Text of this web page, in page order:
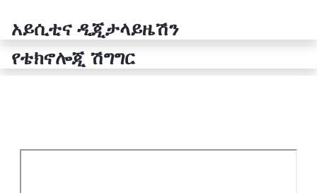
አይሲቲና ዲጂታላይዜሽን
የቴክኖሎጂ ሽግግር